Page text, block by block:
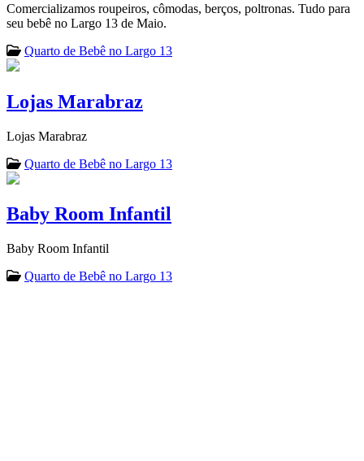
Comercializamos roupeiros, cômodas, berços, poltronas. Tudo para
seu bebê no Largo 13 de Maio.
Quarto de Bebê no Largo 13
Lojas Marabraz
Lojas Marabraz
Quarto de Bebê no Largo 13
Baby Room Infantil
Baby Room Infantil
Quarto de Bebê no Largo 13